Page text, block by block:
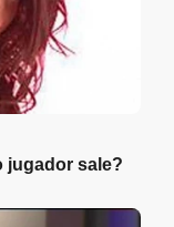
jugador sale?